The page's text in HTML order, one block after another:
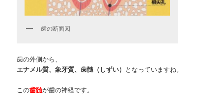
歯の断面図
歯の外側から、
エナメル質、象牙質、歯髄（しずい） となっていますね。
この歯髄が歯の神経です。